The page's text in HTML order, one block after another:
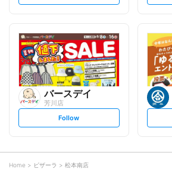
t
l
o
w
バースデイ
芳川店
s
t
o
w
Follow
Home ピザーラ 松本南店